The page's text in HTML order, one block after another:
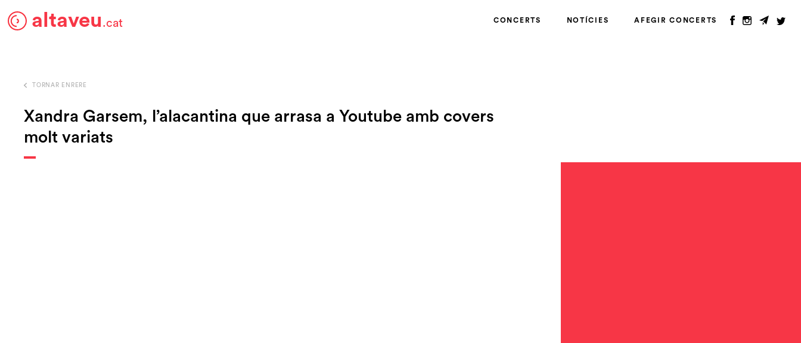
altaveu.cat CONCERTS NOTÍCIES AFEGIR CONCERTS
TORNAR ENRERE
Xandra Garsem, l’alacantina que arrasa a Youtube amb covers
molt variats